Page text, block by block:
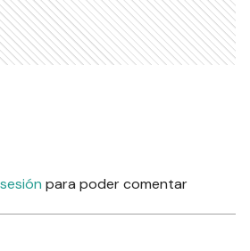
para poder comentar